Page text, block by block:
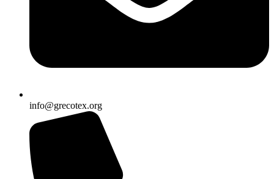
info@grecotex.org